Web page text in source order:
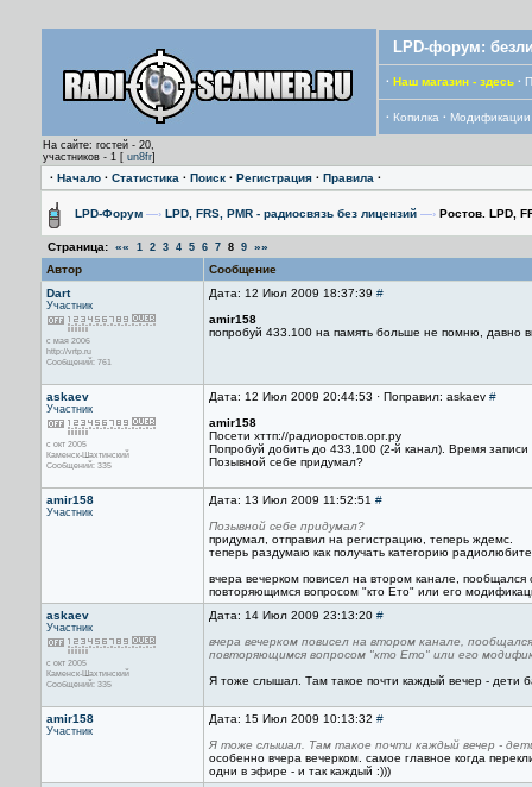
LPD-форум:
· Наш магазин - здесь ·
· Копилка · Модификации
На сайте: гостей - 20,
участников - 1 [ un8fr]
· Начало · Статистика · Поиск · Регистрация · Правила ·
LPD-Форум —› LPD, FRS, PMR - радиосвязь без лицензий —› Ростов. LPD,
Страница: «« 1 2 3 4 5 6 7 8 9 »»
Автор
Сообщение
Dart
Участник
с мая 2006
http://vrtp.ru
Сообщений: 761
Дата: 12 Июл 2009 18:37:39 #
amir158
попробуй 433.100 на память больше не помню, давно
askaev
Участник
с окт 2005
Каменск-Шахтинский
Сообщений: 335
Дата: 12 Июл 2009 20:44:53 · Поправил: askaev #
amir158
Посети хттп://радиоростов.орг.ру
Попробуй добить до 433,100 (2-й канал). Время записи
Позывной себе придумал?
amir158
Участник
Дата: 13 Июл 2009 11:52:51 #
Позывной себе придумал?
придумал, отправил на регистрацию, теперь ждемс.
теперь раздумаю как получать категорию
вчера вечерком повисел на втором канале,
повторяющимся вопросом "кто Ето" или его
askaev
Участник
с окт 2005
Каменск-Шахтинский
Сообщений: 335
Дата: 14 Июл 2009 23:13:20 #
вчера вечерком повисел на втором канале,
повторяющимся вопросом "кто Ето" или его
Я тоже слышал. Там такое почти каждый вечер - дети
amir158
Участник
Дата: 15 Июл 2009 10:13:32 #
Я тоже слышал. Там такое почти каждый вечер -
особенно вчера вечерком. самое главное когда
одни в эфире - и так каждый :)))